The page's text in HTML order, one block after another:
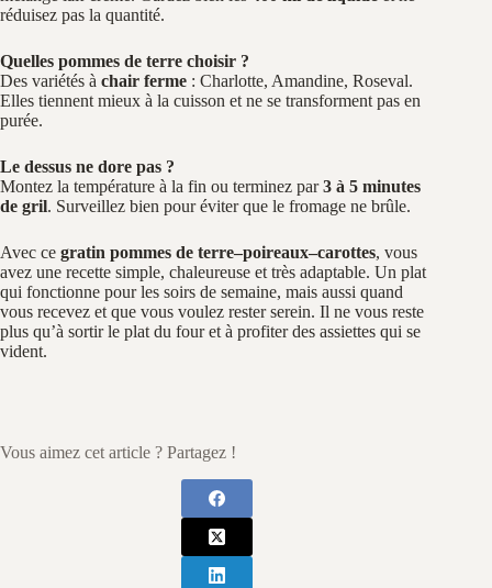
réduisez pas la quantité.
Quelles pommes de terre choisir ?
Des variétés à chair ferme : Charlotte, Amandine, Roseval.
Elles tiennent mieux à la cuisson et ne se transforment pas en
purée.
Le dessus ne dore pas ?
Montez la température à la fin ou terminez par3 à 5 minutes
de gril. Surveillez bien pour éviter que le fromage ne brûle.
Avec ce gratin pommes de terre–poireaux–carottes, vous
avez une recette simple, chaleureuse et très adaptable. Un plat
qui fonctionne pour les soirs de semaine, mais aussi quand
vous recevez et que vous voulez rester serein. Il ne vous reste
plus qu’à sortir le plat du four et à profiter des assiettes qui se
vident.
Vous aimez cet article ? Partagez !